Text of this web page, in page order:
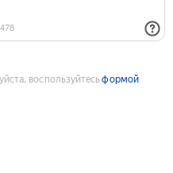
воспользуйтесьформой